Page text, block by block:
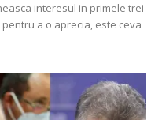
interesul in primele trei
a o aprecia, este ceva